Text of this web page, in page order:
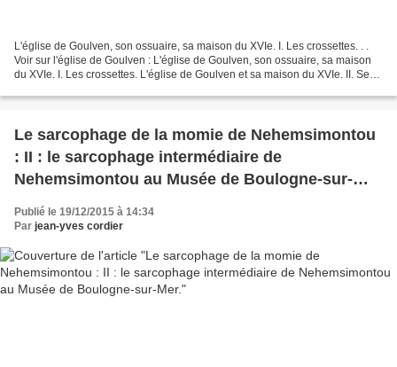
L'église de Goulven, son ossuaire, sa maison du XVIe. I. Les crossettes. . .
Voir sur l'église de Goulven : L'église de Goulven, son ossuaire, sa maison
du XVIe. I. Les crossettes. L'église de Goulven et sa maison du XVIe. II. Ses
Le sarcophage de la momie de Nehemsimontou
: II : le sarcophage intermédiaire de
Nehemsimontou au Musée de Boulogne-sur-
Publié le 19/12/2015 à 14:34
Par jean-yves cordier